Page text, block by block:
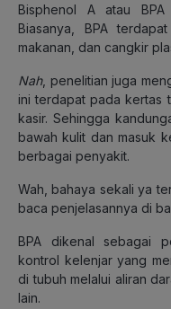
Bisphenol A atau
Biasanya, BPA
makanan, dan cangkir
Nah, penelitian juga
ini terdapat pada kertas
kasir. Sehingga
bawah kulit dan masuk
berbagai penyakit.
Wah, bahaya sekali ya
baca penjelasannya di
BPA dikenal sebagai
kontrol kelenjar yang
di tubuh melalui aliran
lain.